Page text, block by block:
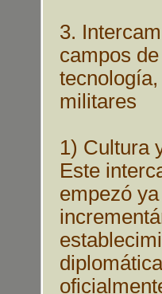
3.
campos
militares
1) Cultura
Este
empezó